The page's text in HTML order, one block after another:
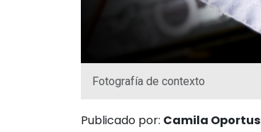
Fotografía de contexto
Publicado por: Camila Oportus